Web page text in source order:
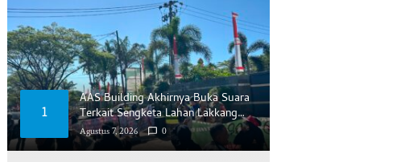
1
AAS Building Akhirnya Buka Suara
Terkait Sengketa Lahan Lakkang
Ca’di
Agustus 7, 2026 0